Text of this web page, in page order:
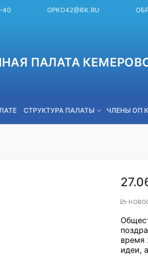
40 OPKO42@BK.RU
ПАЛАТА
СТРУКТУРА ПАЛАТЫ ЧЛЕНЫ ОП
время
идеи,